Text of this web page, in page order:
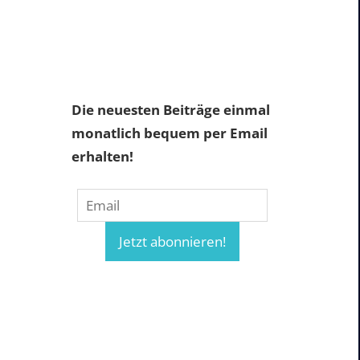
Die neuesten Beiträge einmal
monatlich bequem per Email
erhalten!